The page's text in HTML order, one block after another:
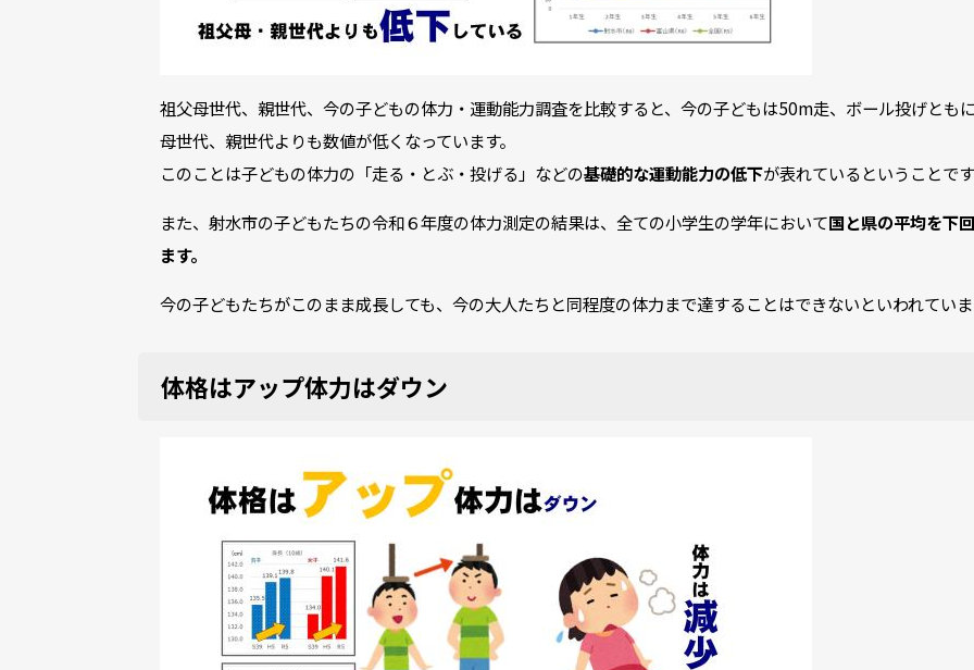
祖父母世代、親世代、今の子どもの体力・運動能力調査を比較すると、今の子どもは50m走、ボール投げとも
母世代、親世代よりも数値が低くなっています。
このことは子どもの体力の「走る・とぶ・投げる」などの基礎的な運動能力の低下が表れているということで
また、射水市の子どもたちの令和６年度の体力測定の結果は、全ての小学生の学年において国と県の平均を下
ます。
今の子どもたちがこのまま成長しても、今の大人たちと同程度の体力まで達することはできないといわれてい
体格はアップ体力はダウン